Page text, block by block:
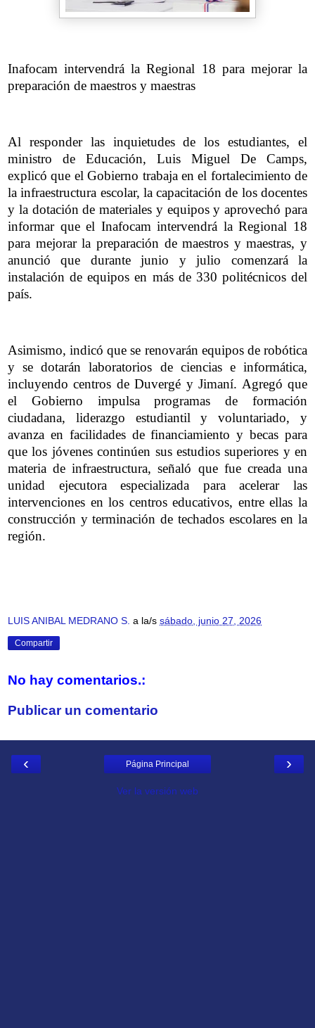
Inafocam intervendrá la Regional 18 para mejorar la
preparación de maestros y maestras
Al responder las inquietudes de los estudiantes, el
ministro de Educación, Luis Miguel De Camps,
explicó que el Gobierno trabaja en el fortalecimiento de
la infraestructura escolar, la capacitación de los docentes
y la dotación de materiales y equipos y aprovechó para
informar que el Inafocam intervendrá la Regional 18
para mejorar la preparación de maestros y maestras, y
anunció que durante junio y julio comenzará la
instalación de equipos en más de 330 politécnicos del
país.
Asimismo, indicó que se renovarán equipos de robótica
y se dotarán laboratorios de ciencias e informática,
incluyendo centros de Duvergé y Jimaní. Agregó que
el Gobierno impulsa programas de formación
ciudadana, liderazgo estudiantil y voluntariado, y
avanza en facilidades de financiamiento y becas para
que los jóvenes continúen sus estudios superiores y en
materia de infraestructura, señaló que fue creada una
unidad ejecutora especializada para acelerar las
intervenciones en los centros educativos, entre ellas la
construcción y terminación de techados escolares en la
región.
LUIS ANIBAL MEDRANO S. a la/s sábado, junio 27, 2026
Compartir
No hay comentarios.:
Publicar un comentario
‹ ›
Página Principal
Ver la versión web